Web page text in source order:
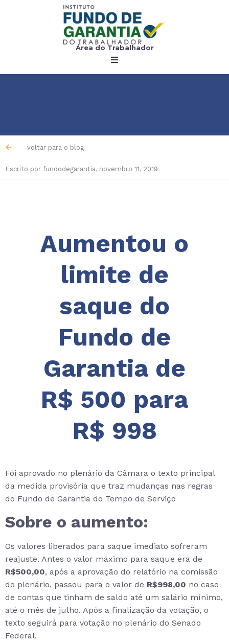
Área do Trabalhador
voltar para o blog
Escrito por fundodegarantia, novembro 11, 2019
Aumentou o
limite de
saque do
Fundo de
Garantia de
R$ 500 para
R$ 998
Foi aprovado no plenário da Câmara o texto principal
da medida provisória que traz mudanças nas regras
do Fundo de Garantia do Tempo de Serviço
Sobre o aumento:
Os valores liberados para saque imediato sofreram
reajuste. Antes o valor máximo para saque era de
R$500,00, após a aprovação do relatório na comissão
do plenário, passou para o valor de R$998,00 no caso
de contas que tinham de saldo até um salário mínimo,
até o mês de julho. Após a finalização da votação, o
texto seguirá para votação no plenário do Senado
Federal.